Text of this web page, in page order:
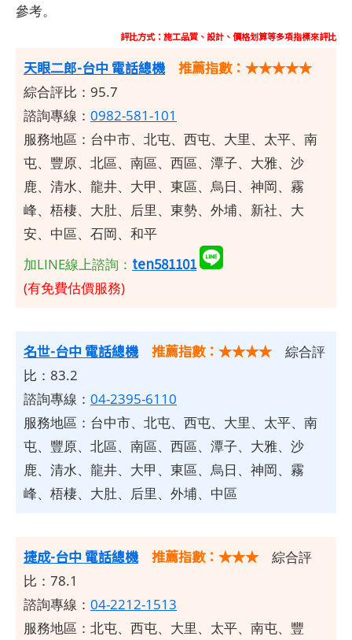
參考。
評比方式：施工品質、設計、價格划算等多項指標來評比
天眼二郎-台中 電話總機 推薦指數：★★★★★
綜合評比：95.7
諮詢專線： 0982-581-101
服務地區：台中市、北屯、西屯、大里、太平、南
屯、豐原、北區、南區、西區、潭子、大雅、沙
鹿、清水、龍井、大甲、東區、烏日、神岡、霧
峰、梧棲、大肚、后里、東勢、外埔、新社、大
安、中區、石岡、和平
加LINE線上諮詢： ten581101
(有免費估價服務)
名世-台中 電話總機 推薦指數：★★★★
綜合評
比：83.2
諮詢專線： 04-2395-6110
服務地區：台中市、北屯、西屯、大里、太平、南
屯、豐原、北區、南區、西區、潭子、大雅、沙
鹿、清水、龍井、大甲、東區、烏日、神岡、霧
峰、梧棲、大肚、后里、外埔、中區​
捷成-台中 電話總機 推薦指數：★★★
綜合評
比：78.1
諮詢專線： 04-2212-1513
服務地區：北屯、西屯、大里、太平、南屯、豐